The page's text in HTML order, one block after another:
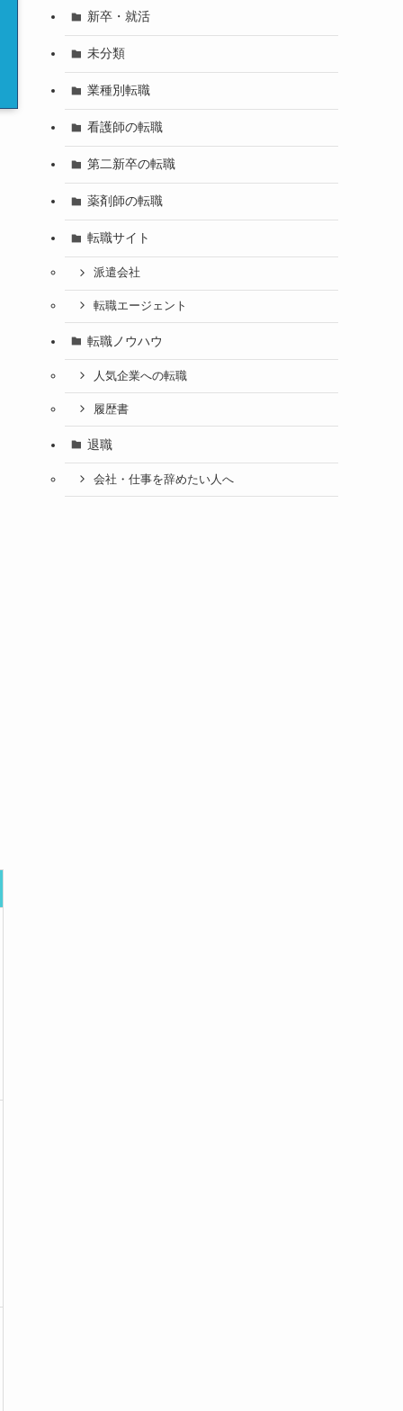
新卒・就活
未分類
業種別転職
看護師の転職
第二新卒の転職
薬剤師の転職
転職サイト
派遣会社
転職エージェント
転職ノウハウ
人気企業への転職
履歴書
退職
会社・仕事を辞めたい人へ